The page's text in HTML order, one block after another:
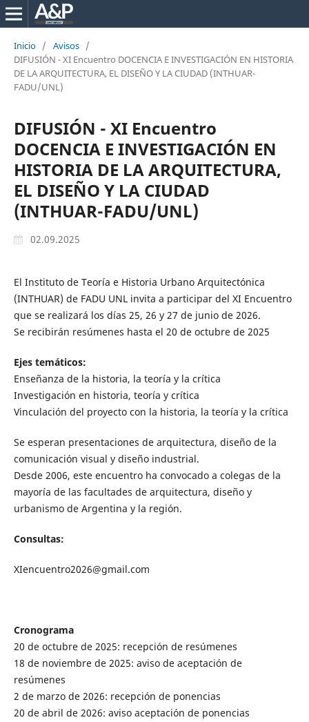
Inicio / Avisos /
DIFUSIÓN - XI Encuentro DOCENCIA E INVESTIGACIÓN EN HISTORIA
DE LA ARQUITECTURA, EL DISEÑO Y LA CIUDAD (INTHUAR-
FADU/UNL)
DIFUSIÓN - XI Encuentro
DOCENCIA E INVESTIGACIÓN EN
HISTORIA DE LA ARQUITECTURA,
EL DISEÑO Y LA CIUDAD
(INTHUAR-FADU/UNL)
02.09.2025
El Instituto de Teoría e Historia Urbano Arquitectónica
(INTHUAR) de FADU UNL invita a participar del XI Encuentro
que se realizará los días 25, 26 y 27 de junio de 2026.
Se recibirán resúmenes hasta el 20 de octubre de 2025
Ejes temáticos:
Enseñanza de la historia, la teoría y la crítica
Investigación en historia, teoría y crítica
Vinculación del proyecto con la historia, la teoría y la crítica
Se esperan presentaciones de arquitectura, diseño de la
comunicación visual y diseño industrial.
Desde 2006, este encuentro ha convocado a colegas de la
mayoría de las facultades de arquitectura, diseño y
urbanismo de Argentina y la región.
Consultas:
XIencuentro2026@gmail.com
Cronograma
20 de octubre de 2025: recepción de resúmenes
18 de noviembre de 2025: aviso de aceptación de
resúmenes
2 de marzo de 2026: recepción de ponencias
20 de abril de 2026: aviso aceptación de ponencias